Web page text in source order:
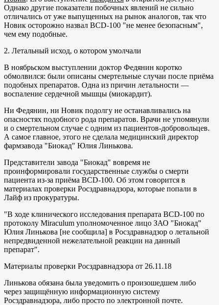
Однако другие показатели побочных явлений не сильно
отличались от уже выпущенных на рынок аналогов, так что
Новик осторожно назвал BCD-100 "не менее безопасным",
чем ему подобные.
2. Летальный исход, о котором умолчали
В ноябрьском выступлении доктор Федянин коротко
обмолвился: были описаны смертельные случаи после приёма
подобных препаратов. Одна из причин летальности —
воспаление сердечной мышцы (миокардит).
Ни Федянин, ни Новик подолгу не останавливались на
опасностях подобного рода препаратов. Врачи не упомянули
и о смертельном случае с одним из пациентов-добровольцев.
А самое главное, этого не сделала медицинский директор
фармзавода "Биокад" Юлия Линькова.
Представители завода "Биокад" вовремя не
проинформировали государственные службы о смерти
пациента из-за приёма BCD-100. Об этом говорится в
материалах проверки Росздравнадзора, которые попали в
Лайф из прокуратуры.
"В ходе клинического исследования препарата BCD-100 по
протоколу Miraculum уполномоченное лицо ЗАО "Биокад"
Юлия Линькова [не сообщила] в Росздравнадзор о летальной
непредвиденной нежелательной реакции на данный
препарат".
Материалы проверки Росздравнадзора от 26.11.18
Линькова обязана была уведомить о произошедшем либо
через защищённую информационную систему
Росздравнадзора, либо просто по электронной почте.